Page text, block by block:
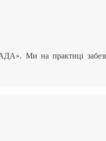
Ми на практиці